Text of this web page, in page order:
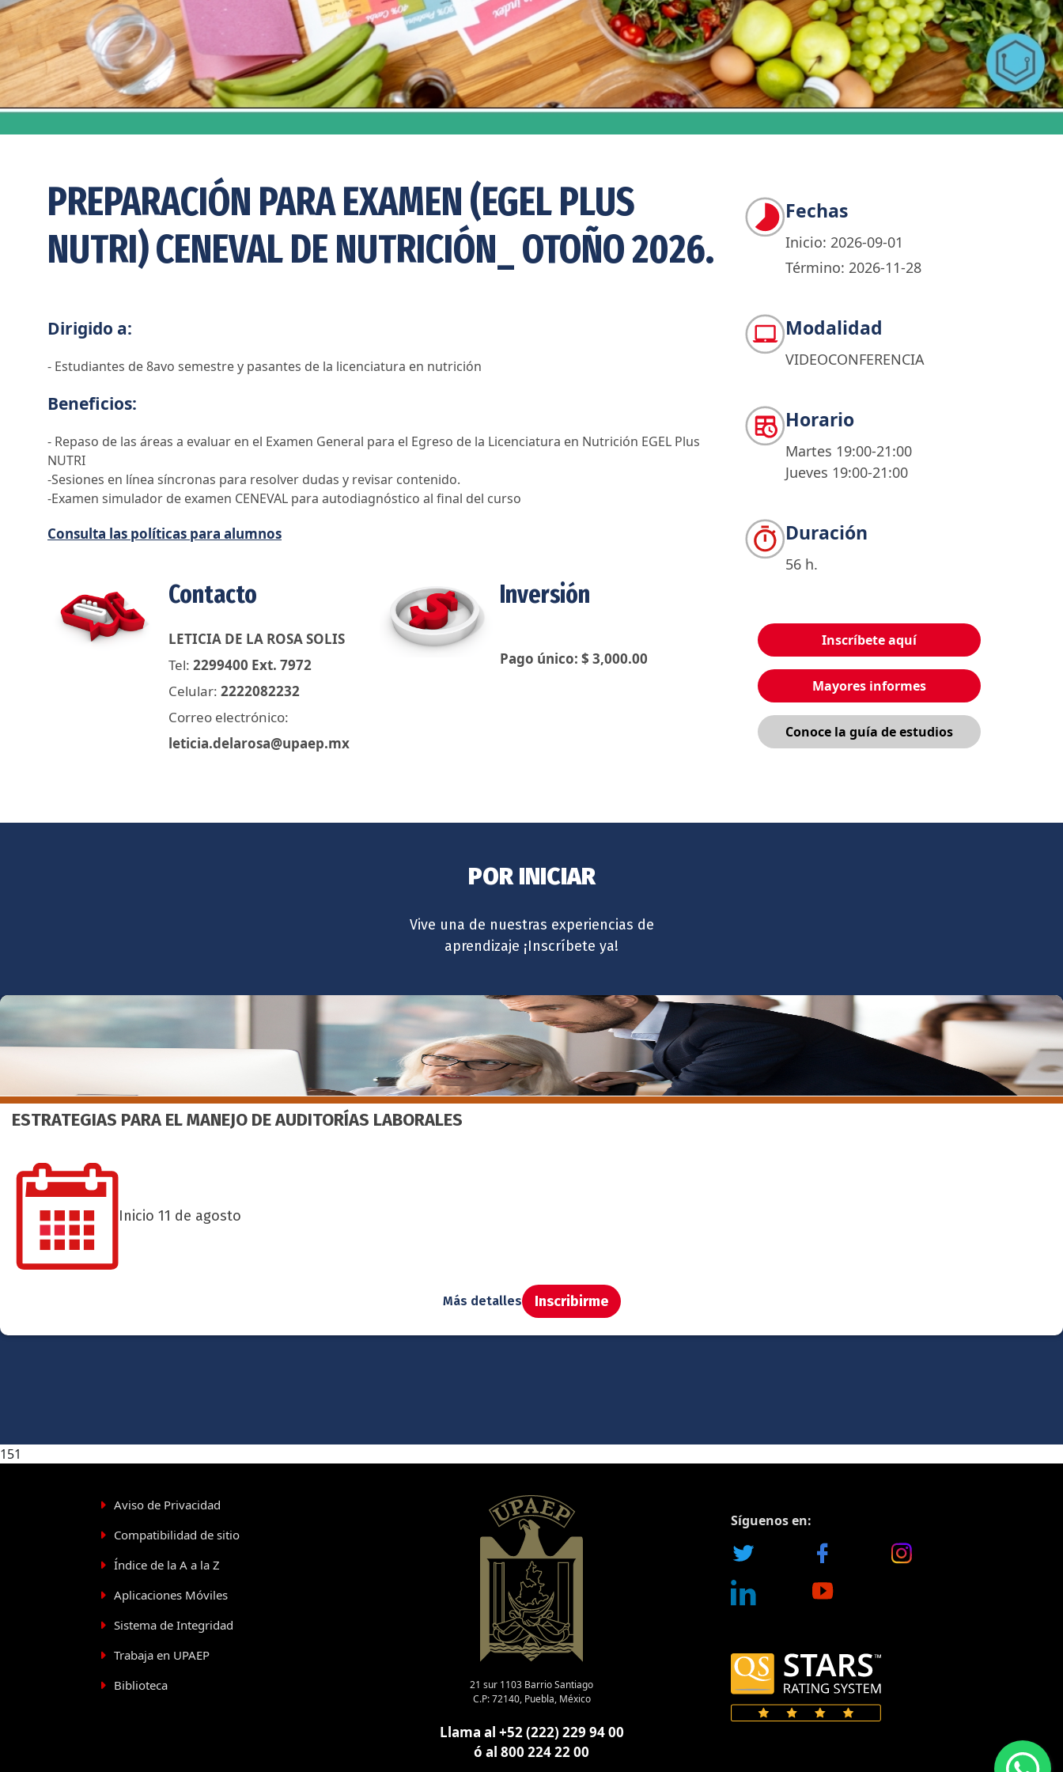
PREPARACIÓN PARA EXAMEN (EGEL PLUS
NUTRI) CENEVAL DE NUTRICIÓN_ OTOÑO 2026.
Dirigido a:
- Estudiantes de 8avo semestre y pasantes de la licenciatura en nutrición
Beneficios:
- Repaso de las áreas a evaluar en el Examen General para el Egreso de la Licenciatura en Nutrición EGEL Plus
NUTRI
-Sesiones en línea síncronas para resolver dudas y revisar contenido.
-Examen simulador de examen CENEVAL para autodiagnóstico al final del curso
Consulta las políticas para alumnos
Contacto
LETICIA DE LA ROSA SOLIS
Tel: 2299400 Ext. 7972
Celular: 2222082232
Correo electrónico:
leticia.delarosa@upaep.mx
Inversión
Pago único: $ 3,000.00
Fechas
Inicio: 2026-09-01
Término: 2026-11-28
Modalidad
VIDEOCONFERENCIA
Horario
Martes 19:00-21:00
Jueves 19:00-21:00
Duración
56 h.
Inscríbete aquí
Mayores informes
Conoce la guía de estudios
POR INICIAR
Vive una de nuestras experiencias de
aprendizaje ¡Inscríbete ya!
ESTRATEGIAS PARA EL MANEJO DE AUDITORÍAS LABORALES
Inicio 11 de agosto
Más detalles Inscribirme
151
Aviso de Privacidad
Compatibilidad de sitio
Índice de la A a la Z
Aplicaciones Móviles
Sistema de Integridad
Trabaja en UPAEP
Biblioteca
21 sur 1103 Barrio Santiago
C.P: 72140, Puebla, México
Llama al +52 (222) 229 94 00
ó al 800 224 22 00
Síguenos en: